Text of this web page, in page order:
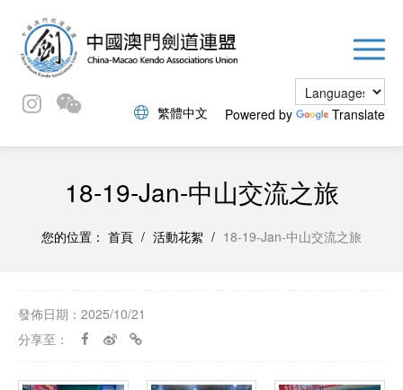
繁體中文 Powered by Translate
18-19-Jan-中山交流之旅
您的位置： 首頁 / 活動花絮 / 18-19-Jan-中山交流之旅
發佈日期：2025/10/21
分享至：